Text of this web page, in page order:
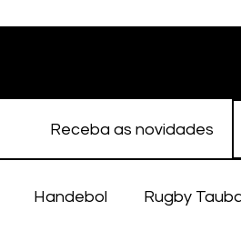
Receba as novidades
Handebol Rugby